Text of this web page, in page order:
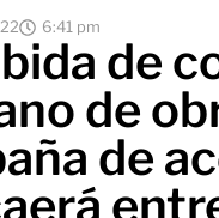
6:41 pm
de
de
de